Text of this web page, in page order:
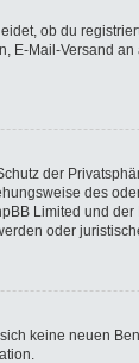
ob du
Mail-Versand
der
des
Limited und
oder
keine neuen